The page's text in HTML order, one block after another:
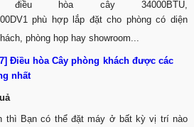
hòa cây 34000BTU,
phù hợp lắp đặt cho phòng có diện
phòng họp hay showroom...
Điều hòa Cây phòng khách được các
nhất
thì Bạn có thể đặt máy ở bất kỳ vị trí nào